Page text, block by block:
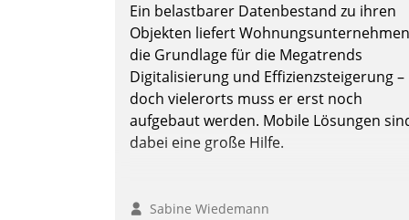
Ein belastbarer Datenbestand zu ihren
Objekten liefert Wohnungsunternehmen
die Grundlage für die Megatrends
Digitalisierung und Effizienzsteigerung –
doch vielerorts muss er erst noch
aufgebaut werden. Mobile Lösungen
dabei eine große Hilfe.
Sabine Wiedemann